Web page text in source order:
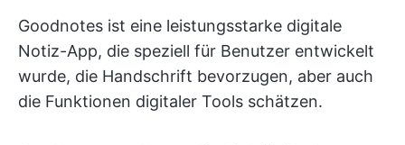
Goodnotes ist eine leistungsstarke digitale
Notiz-App, die speziell für Benutzer entwickelt
wurde, die Handschrift bevorzugen, aber auch
die Funktionen digitaler Tools schätzen.